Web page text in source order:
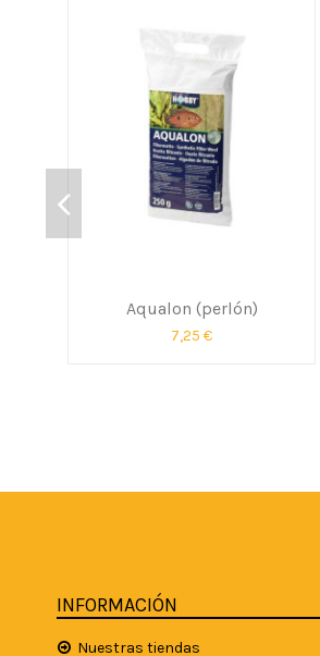
Aqualon (perlón)
7,25 €
INFORMACIÓN
Nuestras tiendas